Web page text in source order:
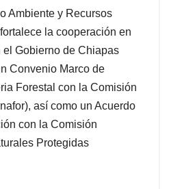
Ambiente y Recursos
la cooperación en
Gobierno de Chiapas
Convenio Marco de
Forestal con la Comisión
así como un Acuerdo
con la Comisión
Protegidas